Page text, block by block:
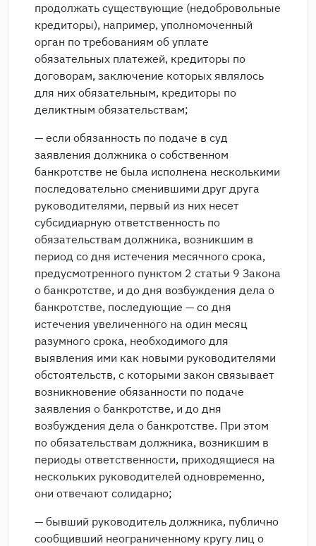
продолжать существующие (недобровольные
кредиторы), например, уполномоченный
орган по требованиям об уплате
обязательных платежей, кредиторы по
договорам, заключение которых являлось
для них обязательным, кредиторы по
деликтным обязательствам;
— если обязанность по подаче в суд
заявления должника о собственном
банкротстве не была исполнена несколькими
последовательно сменившими друг друга
руководителями, первый из них несет
субсидиарную ответственность по
обязательствам должника, возникшим в
период со дня истечения месячного срока,
предусмотренного пунктом 2 статьи 9 Закона
о банкротстве, и до дня возбуждения дела о
банкротстве, последующие — со дня
истечения увеличенного на один месяц
разумного срока, необходимого для
выявления ими как новыми руководителями
обстоятельств, с которыми закон связывает
возникновение обязанности по подаче
заявления о банкротстве, и до дня
возбуждения дела о банкротстве. При этом
по обязательствам должника, возникшим в
периоды ответственности, приходящиеся на
нескольких руководителей одновременно,
они отвечают солидарно;
— бывший руководитель должника, публично
сообщивший неограниченному кругу лиц о